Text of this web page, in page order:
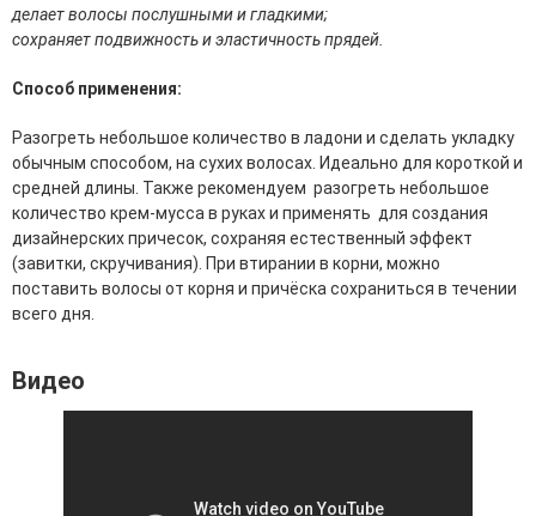
Для Тела
Автозагар для тела
Антицеллюлитные средства
Бальзамы и гели для тела
Гели для душа
Дезодоранты для тела
Кремы для тела
Лосьоны, сыворотки и эликсиры для тела
Пены для ванны
делает волосы послушными и гладкими;
сохраняет подвижность и эластичность прядей.
Способ применения:
Разогреть небольшое количество в ладони и сделать укладку
обычным способом, на сухих волосах. Идеально для короткой и
средней длины. Также рекомендуем разогреть небольшое
количество крем-мусса в руках и применять для создания
дизайнерских причесок, сохраняя естественный эффект
(завитки, скручивания). При втирании в корни, можно
поставить волосы от корня и причёска сохраниться в течении
всего дня.
Видео